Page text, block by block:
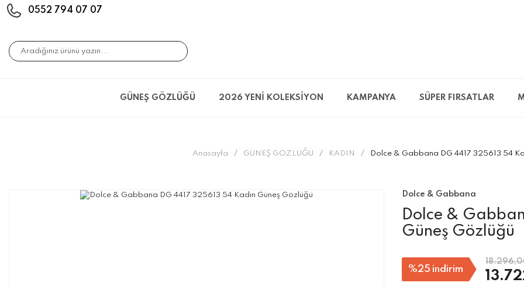
0552 794 07 07
GÜNEŞ GÖZLÜĞÜ 2026 YENİ KOLEKSİYON KAMPANYA SÜPER FIRSATLAR
Anasayfa GÜNEŞ GÖZLÜĞÜ KADIN Dolce & Gabbana DG 4417 325613 54
Dolce & Gabbana
Dolce &
Güneş Gözlüğü
%25 indirim